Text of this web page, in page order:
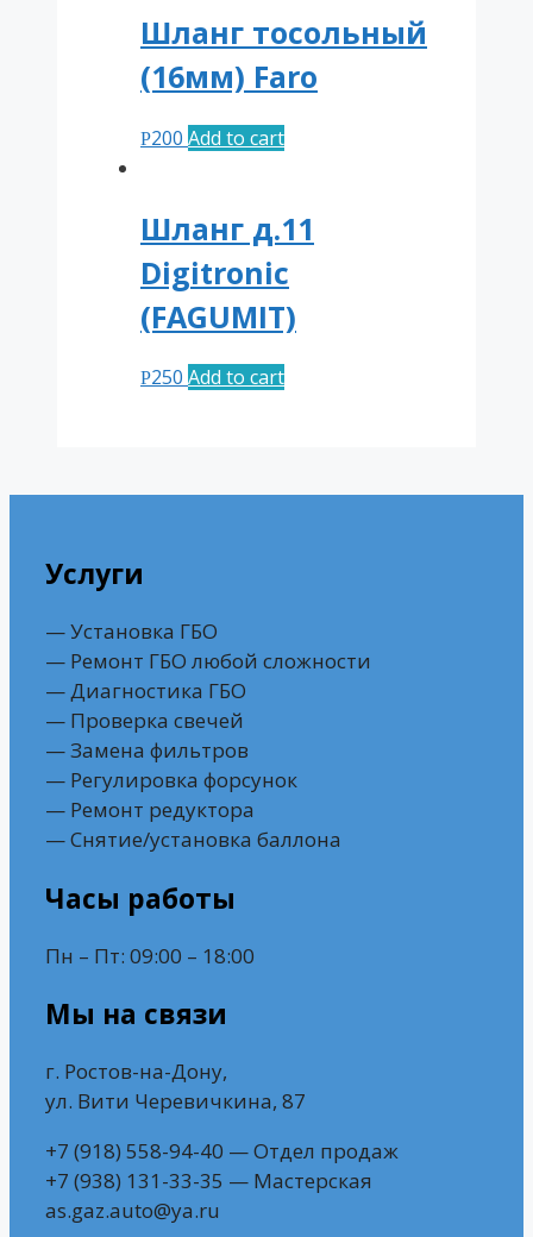
Шланг тосольный
(16мм) Faro
Р200 Add to cart
Шланг д.11
Digitronic
(FAGUMIT)
Р250 Add to cart
Услуги
— Установка ГБО
— Ремонт ГБО любой сложности
— Диагностика ГБО
— Проверка свечей
— Замена фильтров
— Регулировка форсунок
— Ремонт редуктора
— Снятие/установка баллона
Часы работы
Пн – Пт: 09:00 – 18:00
Мы на связи
г. Ростов-на-Дону,
ул. Вити Черевичкина, 87
+7 (918) 558-94-40 — Отдел продаж
+7 (938) 131-33-35 — Мастерская
as.gaz.auto@ya.ru